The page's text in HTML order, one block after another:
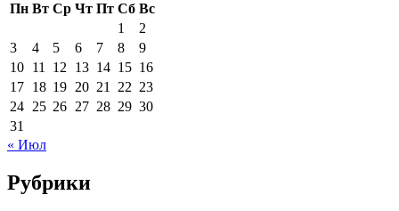
Пн Вт Ср Чт Пт Сб Вс
1
2
3
4 5 6 7 8
9
10 11 12 13 14 15 16
17 18 19 20 21 22 23
24 25 26 27 28 29 30
31
« Июл
Рубрики